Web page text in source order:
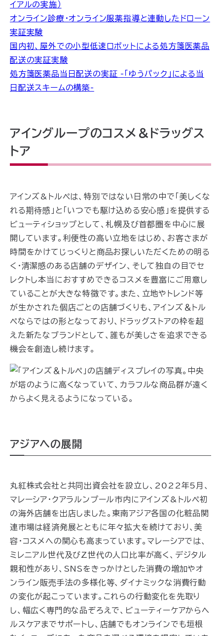
イアルの実施）
オンライン診療・オンライン服薬指導と連動したドローン
実証実験
国内初、屋外での小型低速ロボットによる処方箋医薬品
配送の実証実験
処方箋医薬品当日配送の実証 -「ゆうパック」による当
日配送スキームの構築-
アイングループのコスメ＆ドラッグス
トア
アインズ&トルペは、特別ではない日常の中で「美しくな
れる期待感」と「いつでも駆け込める安心感」を提供する
ビューティショップとして、札幌及び首都圏を中心に展
開しています。利便性の高い立地をはじめ、お客さまが
時間をかけてじっくりと商品お探しいただくための明る
く・清潔感のある店舗のデザイン、そして独自の目でセ
レクトし本当におすすめできるコスメを豊富にご用意し
ていることが大きな特徴です。また、立地やトレンド等
が生かされた個店ごとの店舗づくりも、アインズ＆トル
ペならではの形となっており、ドラッグストアの枠を超
えた新たなブランドとして、誰もが美しさを追求できる
機会を創造し続けます。
アジアへの展開
丸紅株式会社と共同出資会社を設立し、2022年5月、
マレーシア・クアラルンプール市内にアインズ&トルペ初
の海外店舗を出店しました。東南アジア各国の化粧品関
連市場は経済発展とともに年々拡大を続けており、美
容・コスメへの関心も高まっています。マレーシアでは、
ミレニアル世代及びZ世代の人口比率が高く、デジタル
親和性があり、SNSをきっかけとした消費の増加やオ
ンライン販売手法の多様化等、ダイナミックな消費行動
の変化が起こっています。これらの行動変化を先取り
し、幅広く専門的な品ぞろえで、ビューティーケアからヘ
ルスケアまでサポートし、店舗でもオンラインでも垣根